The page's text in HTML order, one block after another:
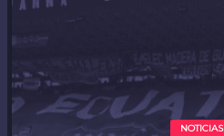
NOTICIAS